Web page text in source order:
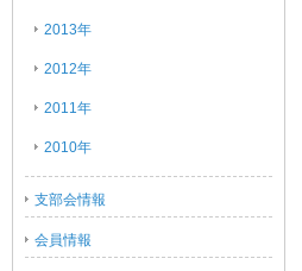
2013年
2012年
2011年
2010年
支部会情報
会員情報